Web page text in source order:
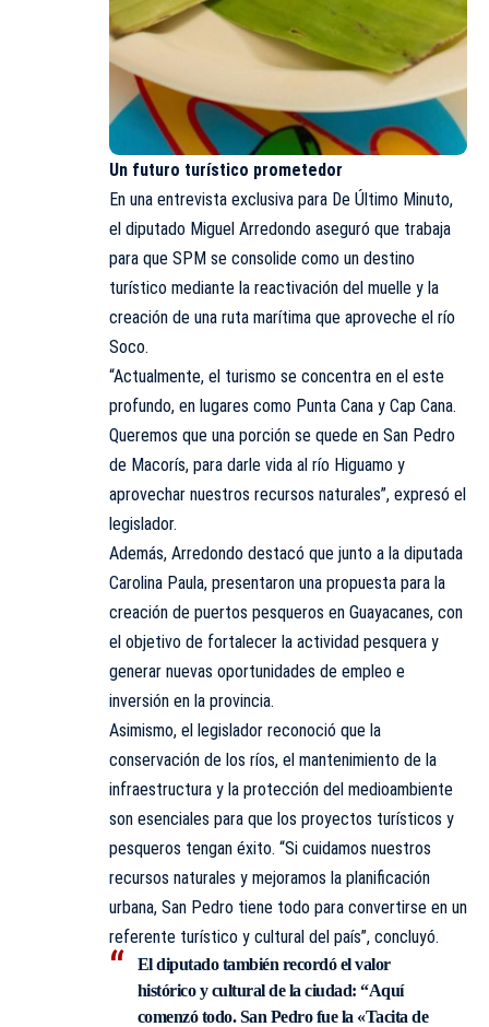
Un futuro turístico prometedor
En una entrevista exclusiva para De Último Minuto,
el diputado Miguel Arredondo aseguró que trabaja
para que SPM se consolide como un destino
turístico mediante la reactivación del muelle y la
creación de una ruta marítima que aproveche el río
Soco.
“Actualmente, el turismo se concentra en el este
profundo, en lugares como Punta Cana y Cap Cana.
Queremos que una porción se quede en San Pedro
de Macorís, para darle vida al río Higuamo y
aprovechar nuestros recursos naturales”, expresó el
legislador.
Además, Arredondo destacó que junto a la diputada
Carolina Paula, presentaron una propuesta para la
creación de puertos pesqueros en Guayacanes, con
el objetivo de fortalecer la actividad pesquera y
generar nuevas oportunidades de empleo e
inversión en la provincia.
Asimismo, el legislador reconoció que la
conservación de los ríos, el mantenimiento de la
infraestructura y la protección del medioambiente
son esenciales para que los proyectos turísticos y
pesqueros tengan éxito. “Si cuidamos nuestros
recursos naturales y mejoramos la planificación
urbana, San Pedro tiene todo para convertirse en un
referente turístico y cultural del país”, concluyó.
El diputado también recordó el valor
histórico y cultural de la ciudad: “Aquí
comenzó todo. San Pedro fue la «Tacita de